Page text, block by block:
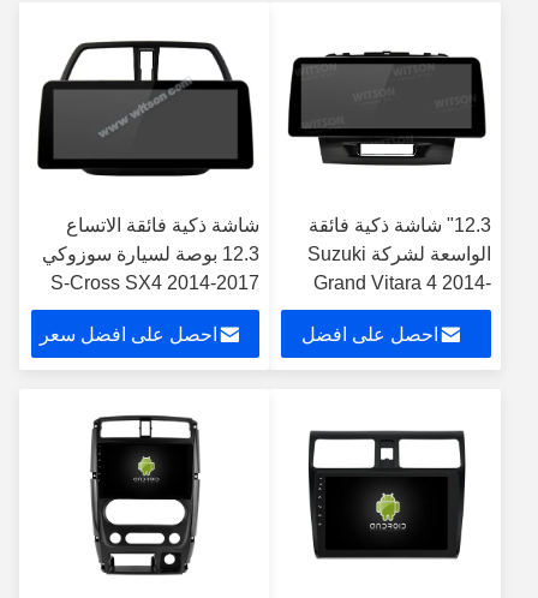
12.3" شاشة ذكية فائقة
الواسعة لشركة Suzuki
Grand Vitara 4 2014-
2018 مشغل ستيريو
للسياراتاحصل على افضل
شاشة ذكية فائقة الاتساع
12.3 بوصة لسيارة سوزوكي
S-Cross SX4 2014-2017
2014 مشغل إستريو للسيارة
احصل على افضل سعر